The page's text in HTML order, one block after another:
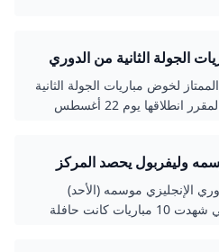
مباريات الجولة الثانية من الدوري
لخوض مباريات الجولة الثانية
من الدوري الإنجليزي الممتاز المقرر انطلاقها يوم 22 أغسطس
وليفربول يحصد المركز
نيوز
الإنجليزي موسمه (الأحد)
بالجولة الـ38 من المسابقة التي شهدت 10 مباريات كانت حافلة